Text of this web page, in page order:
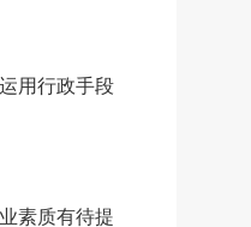
用行政手段
素质有待提